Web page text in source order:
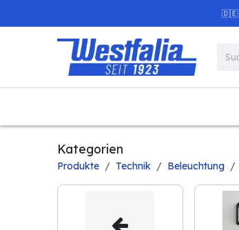
🇩🇪
Kategorien
Produkte Technik Beleuchtung